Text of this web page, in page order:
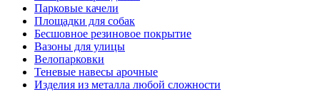
Парковые качели
Площадки для собак
Бесшовное резиновое покрытие
Вазоны для улицы
Велопарковки
Теневые навесы арочные
Изделия из металла любой сложности